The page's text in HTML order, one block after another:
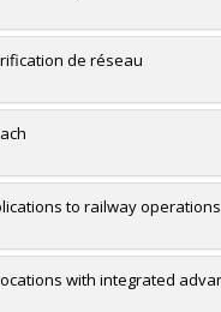
de réseau
to railway operations
with integrated